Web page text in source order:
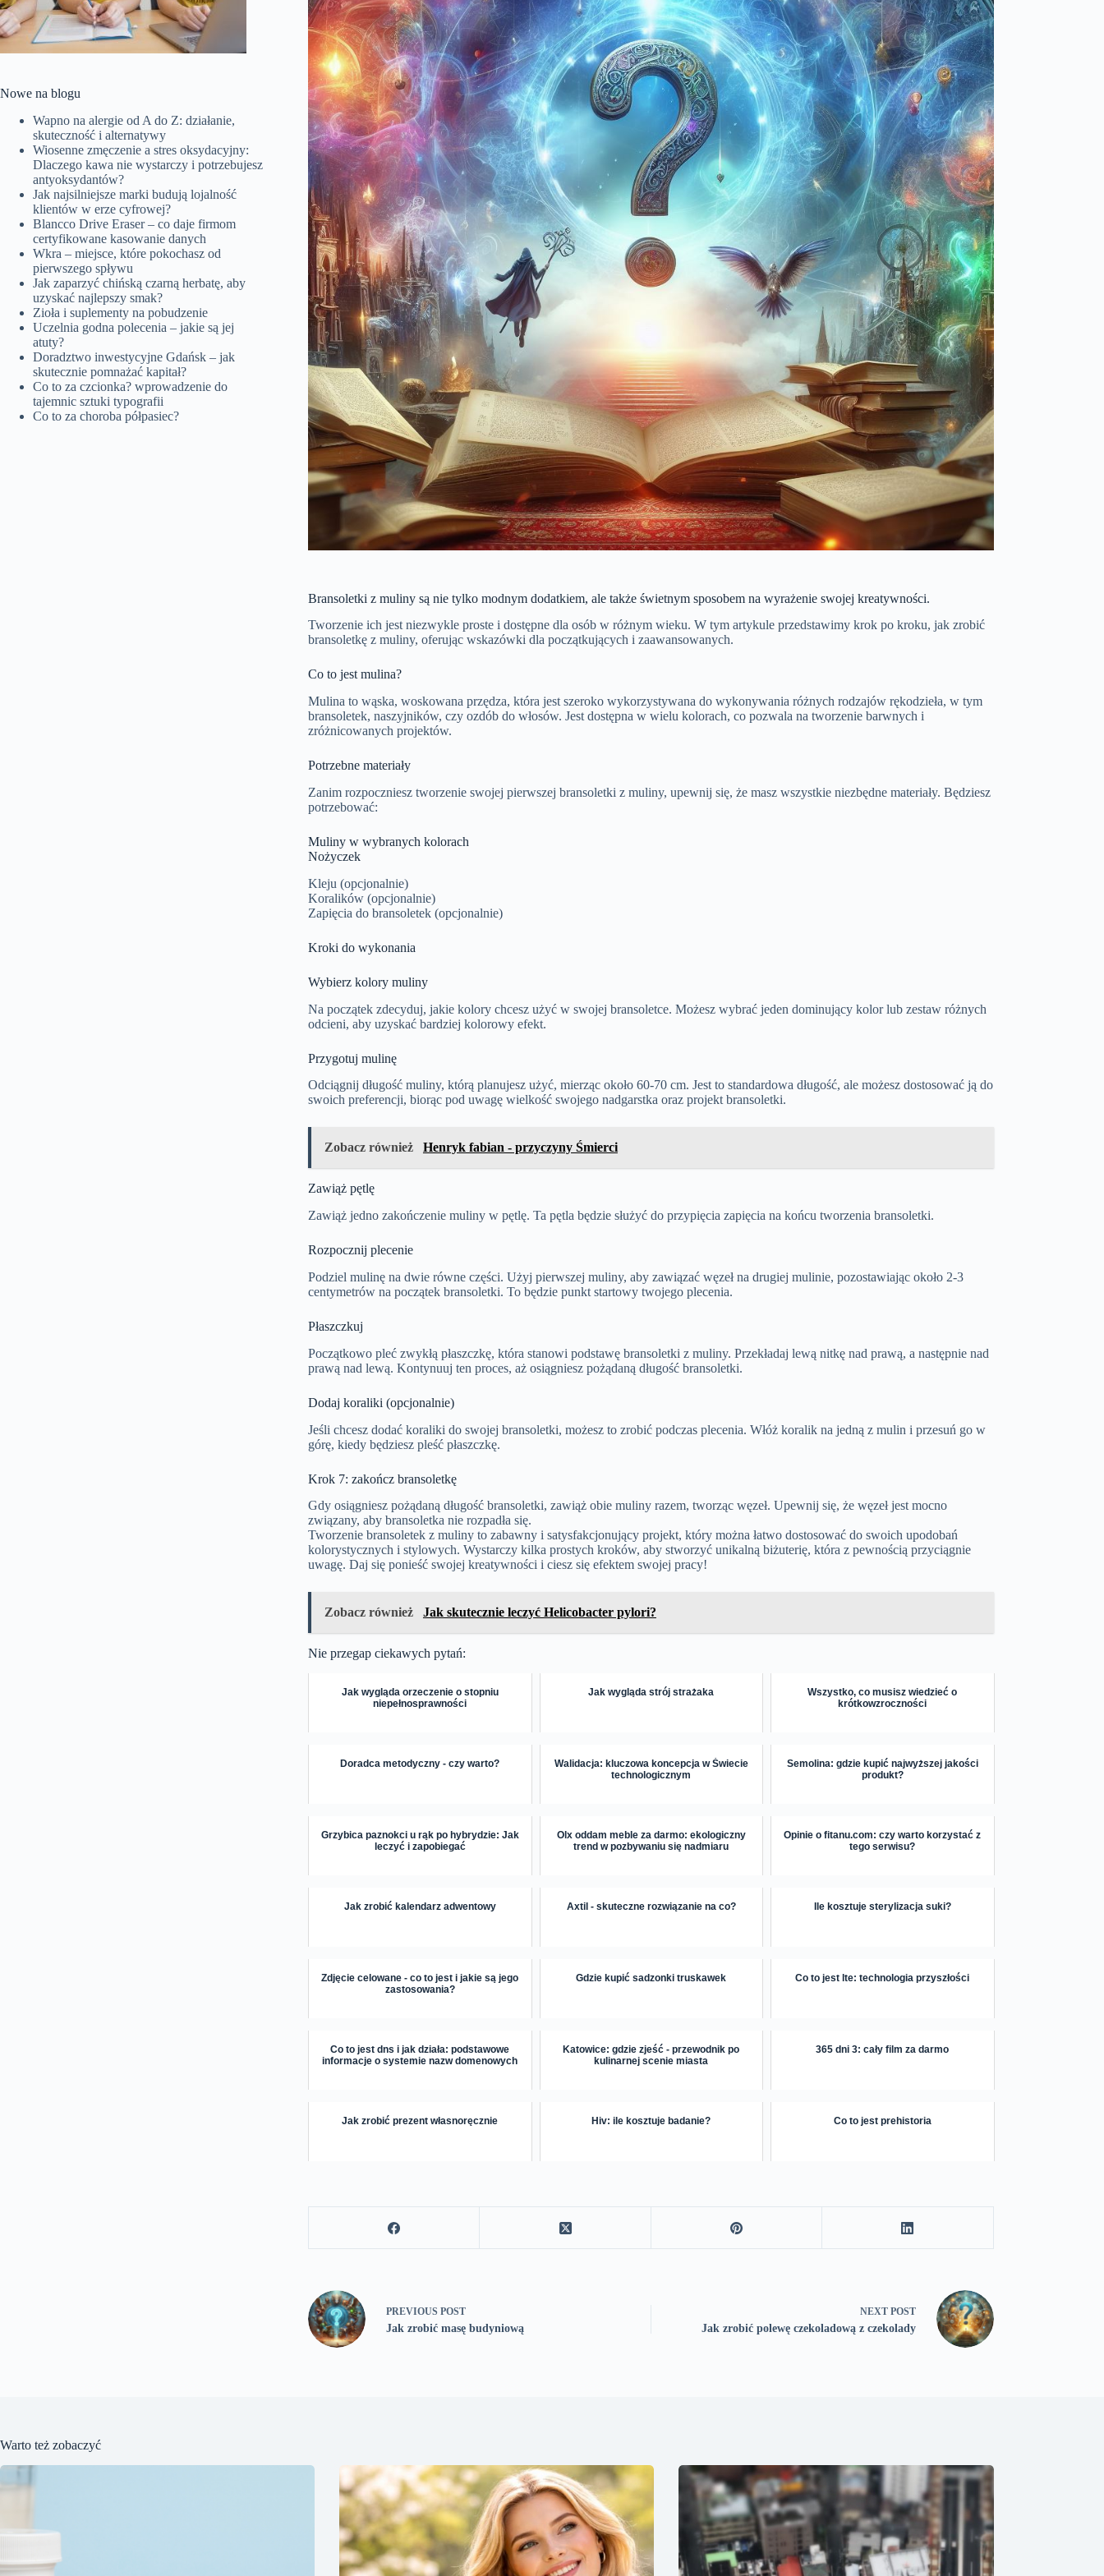
Bransoletki z muliny są nie tylko modnym dodatkiem, ale także świetnym sposobem na wyrażenie swojej kreatywności.
Tworzenie ich jest niezwykle proste i dostępne dla osób w różnym wieku. W tym artykule przedstawimy krok po kroku, jak zrobić
bransoletkę z muliny, oferując wskazówki dla początkujących i zaawansowanych.
Co to jest mulina?
Mulina to wąska, woskowana przędza, która jest szeroko wykorzystywana do wykonywania różnych rodzajów rękodzieła, w tym
bransoletek, naszyjników, czy ozdób do włosów. Jest dostępna w wielu kolorach, co pozwala na tworzenie barwnych i
zróżnicowanych projektów.
Potrzebne materiały
Zanim rozpoczniesz tworzenie swojej pierwszej bransoletki z muliny, upewnij się, że masz wszystkie niezbędne materiały. Będziesz
potrzebować:
Muliny w wybranych kolorach
Nożyczek
Kleju (opcjonalnie)
Koralików (opcjonalnie)
Zapięcia do bransoletek (opcjonalnie)
Kroki do wykonania
Wybierz kolory muliny
Na początek zdecyduj, jakie kolory chcesz użyć w swojej bransoletce. Możesz wybrać jeden dominujący kolor lub zestaw różnych
odcieni, aby uzyskać bardziej kolorowy efekt.
Przygotuj mulinę
Odciągnij długość muliny, którą planujesz użyć, mierząc około 60-70 cm. Jest to standardowa długość, ale możesz dostosować ją do
swoich preferencji, biorąc pod uwagę wielkość swojego nadgarstka oraz projekt bransoletki.
Zobacz również Henryk fabian - przyczyny Śmierci
Zawiąż pętlę
Zawiąż jedno zakończenie muliny w pętlę. Ta pętla będzie służyć do przypięcia zapięcia na końcu tworzenia bransoletki.
Rozpocznij plecenie
Podziel mulinę na dwie równe części. Użyj pierwszej muliny, aby zawiązać węzeł na drugiej mulinie, pozostawiając około 2-3
centymetrów na początek bransoletki. To będzie punkt startowy twojego plecenia.
Płaszczkuj
Początkowo pleć zwykłą płaszczkę, która stanowi podstawę bransoletki z muliny. Przekładaj lewą nitkę nad prawą, a następnie nad
prawą nad lewą. Kontynuuj ten proces, aż osiągniesz pożądaną długość bransoletki.
Dodaj koraliki (opcjonalnie)
Jeśli chcesz dodać koraliki do swojej bransoletki, możesz to zrobić podczas plecenia. Włóż koralik na jedną z mulin i przesuń go w
górę, kiedy będziesz pleść płaszczkę.
Krok 7: zakończ bransoletkę
Gdy osiągniesz pożądaną długość bransoletki, zawiąż obie muliny razem, tworząc węzeł. Upewnij się, że węzeł jest mocno
związany, aby bransoletka nie rozpadła się.
Tworzenie bransoletek z muliny to zabawny i satysfakcjonujący projekt, który można łatwo dostosować do swoich upodobań
kolorystycznych i stylowych. Wystarczy kilka prostych kroków, aby stworzyć unikalną biżuterię, która z pewnością przyciągnie
uwagę. Daj się ponieść swojej kreatywności i ciesz się efektem swojej pracy!
Zobacz również Jak skutecznie leczyć Helicobacter pylori?
Nie przegap ciekawych pytań:
Jak wygląda orzeczenie o stopniu
niepełnosprawności
Jak wygląda strój strażaka
Wszystko, co musisz wiedzieć o
krótkowzroczności
Doradca metodyczny - czy warto?
Walidacja: kluczowa koncepcja w Świecie
technologicznym
Semolina: gdzie kupić najwyższej jakości
produkt?
Grzybica paznokci u rąk po hybrydzie: Jak
leczyć i zapobiegać
Olx oddam meble za darmo: ekologiczny
trend w pozbywaniu się nadmiaru
Opinie o fitanu.com: czy warto korzystać z
tego serwisu?
Jak zrobić kalendarz adwentowy Axtil - skuteczne rozwiązanie na co? Ile kosztuje sterylizacja suki?
Zdjęcie celowane - co to jest i jakie są jego
zastosowania?
Gdzie kupić sadzonki truskawek Co to jest lte: technologia przyszłości
Co to jest dns i jak działa: podstawowe
informacje o systemie nazw domenowych
Katowice: gdzie zjeść - przewodnik po
kulinarnej scenie miasta
365 dni 3: cały film za darmo
Jak zrobić prezent własnoręcznie Hiv: ile kosztuje badanie? Co to jest prehistoria
PREVIOUS POST
Jak zrobić masę budyniową
NEXT POST
Jak zrobić polewę czekoladową z czekolady
Nowe na blogu
Wapno na alergie od A do Z: działanie,
skuteczność i alternatywy
Wiosenne zmęczenie a stres oksydacyjny:
Dlaczego kawa nie wystarczy i potrzebujesz
antyoksydantów?
Jak najsilniejsze marki budują lojalność
klientów w erze cyfrowej?
Blancco Drive Eraser – co daje firmom
certyfikowane kasowanie danych
Wkra – miejsce, które pokochasz od
pierwszego spływu
Jak zaparzyć chińską czarną herbatę, aby
uzyskać najlepszy smak?
Zioła i suplementy na pobudzenie
Uczelnia godna polecenia – jakie są jej
atuty?
Doradztwo inwestycyjne Gdańsk – jak
skutecznie pomnażać kapitał?
Co to za czcionka? wprowadzenie do
tajemnic sztuki typografii
Co to za choroba półpasiec?
Warto też zobaczyć